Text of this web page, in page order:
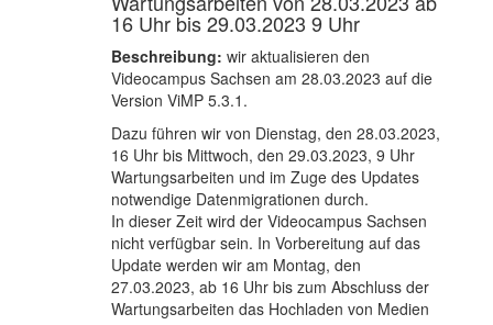
16 Uhr bis 29.03.2023 9 Uhr
Beschreibung: wir aktualisieren den
Videocampus Sachsen am 28.03.2023 auf die
Version ViMP 5.3.1.
Dazu führen wir von Dienstag, den 28.03.2023,
16 Uhr bis Mittwoch, den 29.03.2023, 9 Uhr
Wartungsarbeiten und im Zuge des Updates
notwendige Datenmigrationen durch.
In dieser Zeit wird der Videocampus Sachsen
nicht verfügbar sein. In Vorbereitung auf das
Update werden wir am Montag, den
27.03.2023, ab 16 Uhr bis zum Abschluss der
Wartungsarbeiten das Hochladen von Medien